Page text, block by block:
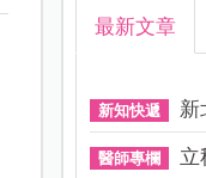
最新文章
新知快遞 新
醫師專欄 立